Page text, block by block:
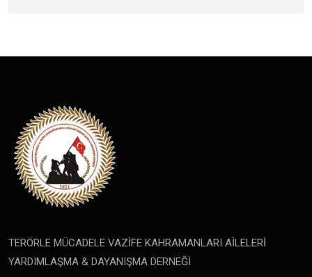
TERÖRLE MÜCADELE VAZİFE KAHRAMANLARI AİLELERİ
YARDIMLAŞMA & DAYANIŞMA DERNEĞİ